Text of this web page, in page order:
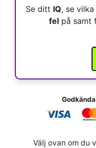
Se ditt IQ, se
felpå samt
Välj ovan om du